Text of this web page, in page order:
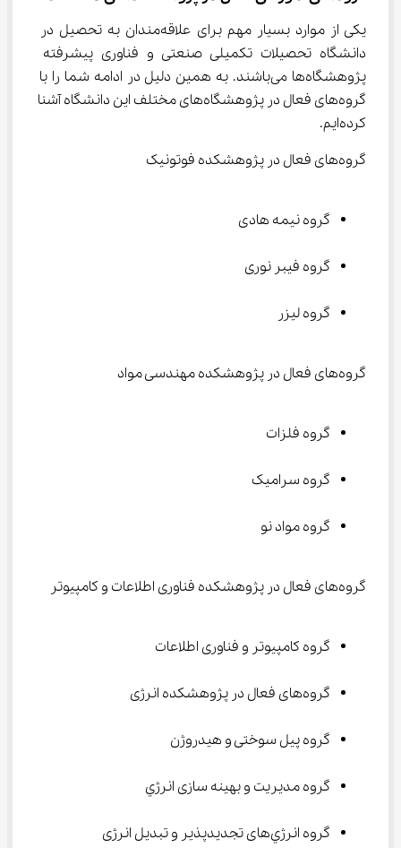
یکی از موارد بسیار مهم برای علاقه‌مندان به تحصیل در
دانشگاه تحصیلات تکمیلی صنعتی و فناوری پیشرفته
پژوهشگاه‌ها می‌باشند. به همین دلیل در ادامه شما را با
گروه‌های فعال در پژوهشگاه‌های مختلف این دانشگاه آشنا
کرده‌ایم.
گروه‌های فعال در پژوهشکده فوتونیک
گروه نیمه هادی
گروه فیبر نوری
گروه لیزر
گروه‌های فعال در پژوهشکده مهندسی مواد
گروه فلزات
گروه سرامیک
گروه مواد نو
گروه‌های فعال در پژوهشکده فناوری اطلاعات و کامپیوتر
گروه کامپیوتر و فناوری اطلاعات
گروه‌های فعال در پژوهشکده انرژی
گروه پیل سوختی و هیدروژن
گروه مدیریت و بهینه سازی انرژي
گروه انرژي‌های تجدیدپذیر و تبدیل انرژی